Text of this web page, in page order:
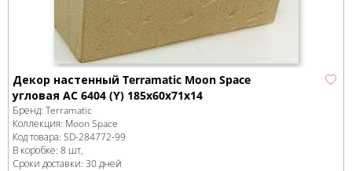
Декор настенный Terramatic Moon Space
угловая AC 6404 (Y) 185x60x71x14
Бренд: Terramatic
Коллекция: Moon Space
Код товара: SD-284772-99
В коробке: 8 шт,
Сроки доставки: 30 дней